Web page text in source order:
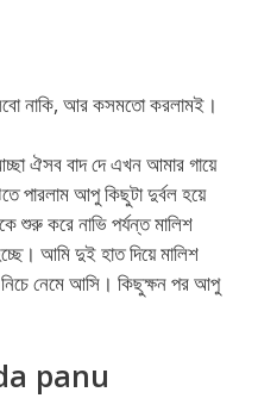
নাকি, আর কসমতো করলামই।
ঐসব বাদ দে এখন আমার গায়ে
পারলাম আপু কিছুটা দুর্বল হয়ে
শুরু করে নাভি পর্যন্ত মালিশ
আমি দুই হাত দিয়ে মালিশ
নেমে আসি। কিছুক্ষন পর আপু
panu